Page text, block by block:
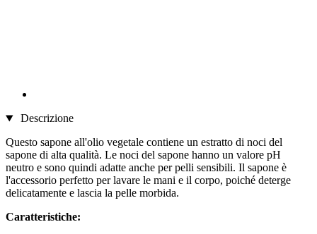
Descrizione
Questo sapone all'olio vegetale contiene un estratto di noci del
sapone di alta qualità. Le noci del sapone hanno un valore pH
neutro e sono quindi adatte anche per pelli sensibili. Il sapone è
l'accessorio perfetto per lavare le mani e il corpo, poiché deterge
delicatamente e lascia la pelle morbida.
Caratteristiche: